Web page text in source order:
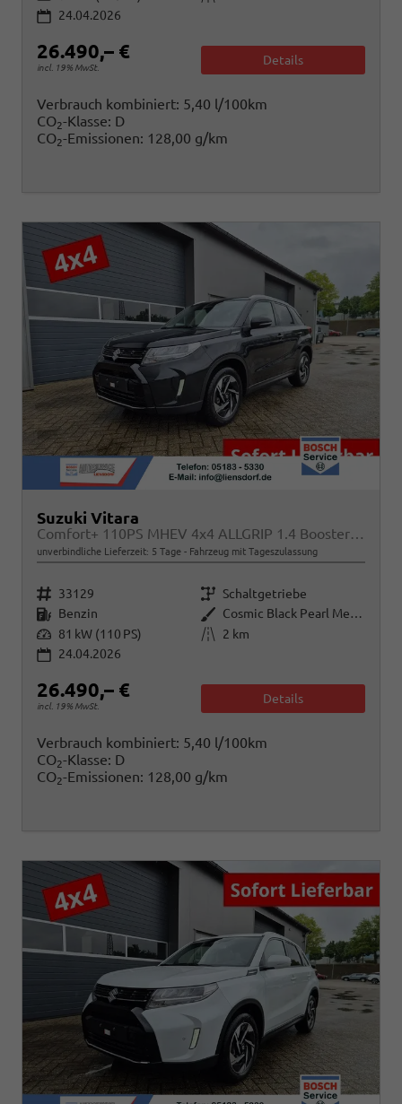
24.04.2026
26.490,– €
incl. 19% MwSt.
Details
Verbrauch kombiniert: 5,40 l/100km
CO2-Klasse: D
CO2-Emissionen: 128,00 g/km
Suzuki Vitara
Comfort+ 110PS MHEV 4x4 ALLGRIP 1.4 Boosterjet Allrad Teilleder mit Alcantara Navi Klimaautomatik Sitzheizung ACC PDC v+h Rückf.Kamera Suzuki-Radio Apple CarPlay Android Auto Touchscreen 2xKeyless 17-LM
unverbindliche Lieferzeit: 5 Tage Fahrzeug mit Tageszulassung
Fahrzeugnr. 33129 Getriebe Schaltgetriebe
Kraftstoff Benzin Außenfarbe
Cosmic Black Pearl Metallic
Leistung 81 kW (110 PS) Kilometerstand
2 km
24.04.2026
26.490,– €
incl. 19% MwSt.
Details
Verbrauch kombiniert: 5,40 l/100km
CO2-Klasse: D
CO2-Emissionen: 128,00 g/km